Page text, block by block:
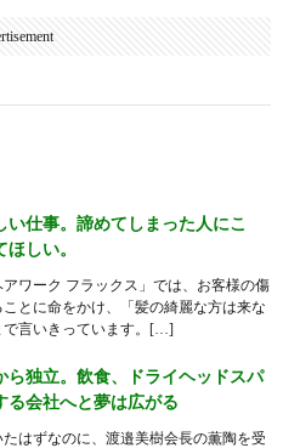
い仕事。諦めてしまった人にこ
しい。
ワーク フラックス」では、お客様の傷
とに命をかけ、「髪の綺麗な方は来な
で言いきっています。[…]
ら独立。飲食、ドライヘッドスパ
る会社へと夢は広がる
はずなのに、渡邉美樹会長の薫陶を受